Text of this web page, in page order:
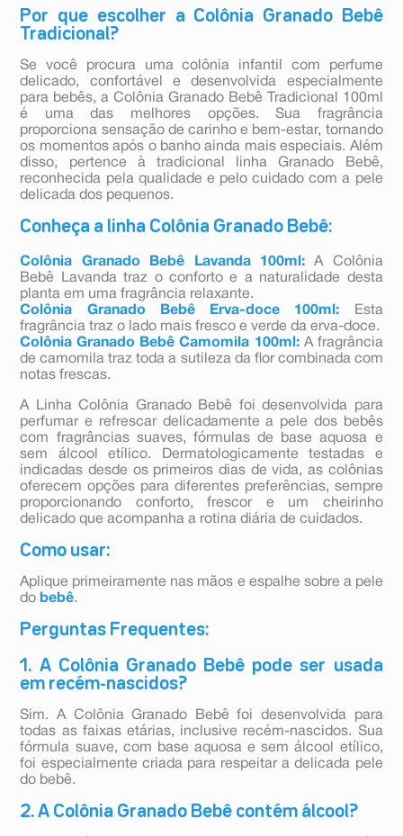
Por que escolher a Colônia Granado Bebê
Tradicional?
Se você procura uma colônia infantil com perfume
delicado, confortável e desenvolvida especialmente
para bebês, a Colônia Granado Bebê Tradicional 100ml
é uma das melhores opções. Sua fragrância
proporciona sensação de carinho e bem-estar, tornando
os momentos após o banho ainda mais especiais. Além
disso, pertence à tradicional linha Granado Bebê,
reconhecida pela qualidade e pelo cuidado com a pele
delicada dos pequenos.
Conheça a linha Colônia Granado Bebê:
Colônia Granado Bebê Lavanda 100ml:A Colônia
Bebê Lavanda traz o conforto e a naturalidade desta
planta em uma fragrância relaxante.
Colônia Granado Bebê Erva-doce 100ml: Esta
fragrância traz o lado mais fresco e verde da erva-doce.
Colônia Granado Bebê Camomila 100ml: A fragrância
de camomila traz toda a sutileza da flor combinada com
notas frescas.
A Linha Colônia Granado Bebê foi desenvolvida para
perfumar e refrescar delicadamente a pele dos bebês
com fragrâncias suaves, fórmulas de base aquosa e
sem álcool etílico. Dermatologicamente testadas e
indicadas desde os primeiros dias de vida, as colônias
oferecem opções para diferentes preferências, sempre
proporcionando conforto, frescor e um cheirinho
delicado que acompanha a rotina diária de cuidados.
Como usar:
Aplique primeiramente nas mãos e espalhe sobre a pele
do bebê.
Perguntas Frequentes:
1. A Colônia Granado Bebê pode ser usada
em recém-nascidos?
Sim. A Colônia Granado Bebê foi desenvolvida para
todas as faixas etárias, inclusive recém-nascidos. Sua
fórmula suave, com base aquosa e sem álcool etílico,
foi especialmente criada para respeitar a delicada pele
do bebê.
2. A Colônia Granado Bebê contém álcool?